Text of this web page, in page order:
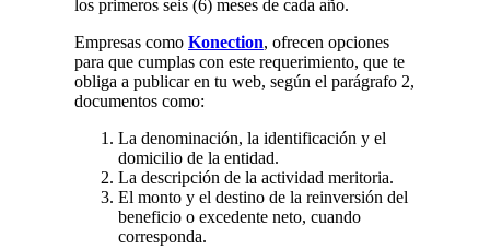
los primeros seis (6) meses de cada año.
Empresas como Konection, ofrecen opciones
para que cumplas con este requerimiento, que te
obliga a publicar en tu web, según el parágrafo 2,
documentos como:
La denominación, la identificación y el
domicilio de la entidad.
La descripción de la actividad meritoria.
El monto y el destino de la reinversión del
beneficio o excedente neto, cuando
corresponda.